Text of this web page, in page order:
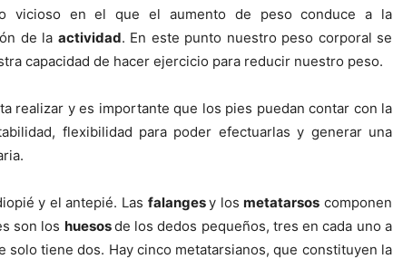
vicioso en el que el aumento de peso conduce a la
de la actividad. En este punto nuestro peso corporal se
capacidad de hacer ejercicio para reducir nuestro peso.
realizar y es importante que los pies puedan contar con la
flexibilidad para poder efectuarlas y generar una
y el antepié. Las falangesy losmetatarsos componen
son los huesosde los dedos pequeños, tres en cada uno a
solo tiene dos. Hay cinco metatarsianos, que constituyen la